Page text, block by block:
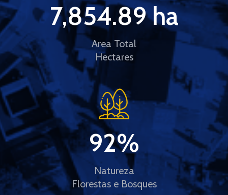
Area Total
Hectares
7,854.89 ha
Natureza
Florestas e Bosques
92%